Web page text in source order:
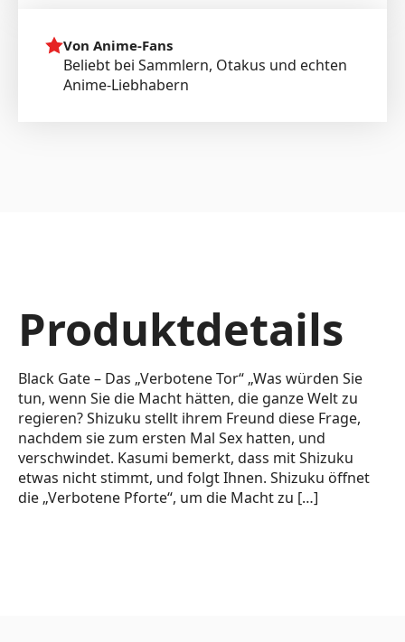
Von Anime-Fans
Beliebt bei Sammlern, Otakus und echten
Anime-Liebhabern
Produktdetails
Black Gate – Das „Verbotene Tor“ „Was würden Sie
tun, wenn Sie die Macht hätten, die ganze Welt zu
regieren? Shizuku stellt ihrem Freund diese Frage,
nachdem sie zum ersten Mal Sex hatten, und
verschwindet. Kasumi bemerkt, dass mit Shizuku
etwas nicht stimmt, und folgt Ihnen. Shizuku öffnet
die „Verbotene Pforte“, um die Macht zu […]